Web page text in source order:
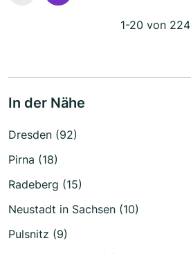
1-20 von 224
In der Nähe
Dresden (92)
Pirna (18)
Radeberg (15)
Neustadt in Sachsen (10)
Pulsnitz (9)